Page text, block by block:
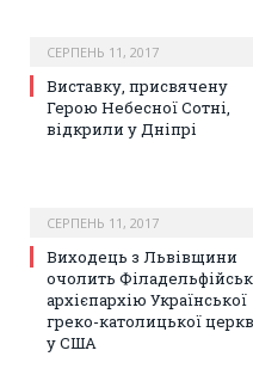
СЕРПЕНЬ 11, 2017
Виставку, присвячену
Герою Небесної Сотні,
відкрили у Дніпрі
СЕРПЕНЬ 11, 2017
Виходець з Львівщини
очолить
архієпархію Української
греко-католицької
у США